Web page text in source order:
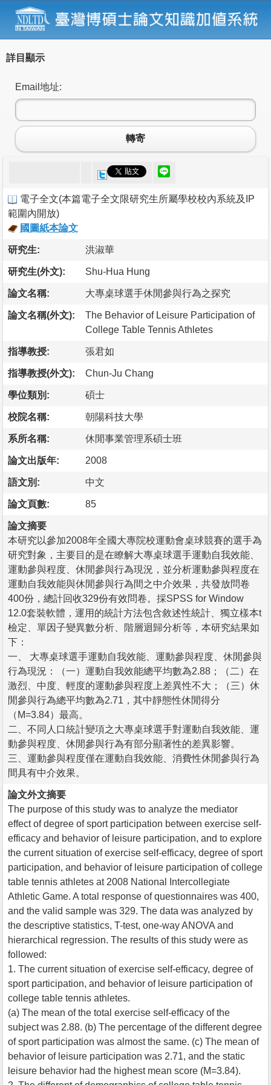
詳目顯示
Email地址:
轉寄
電子全文(本篇電子全文限研究生所屬學校校內系統及IP
範圍內開放)
國圖紙本論文
研究生: 洪淑華
研究生(外文): Shu-Hua Hung
論文名稱: 大專桌球選手休閒參與行為之探究
論文名稱(外文):
The Behavior of Leisure Participation of
College Table Tennis Athletes
指導教授: 張君如
指導教授(外文): Chun-Ju Chang
學位類別: 碩士
校院名稱: 朝陽科技大學
系所名稱: 休閒事業管理系碩士班
論文出版年: 2008
語文別: 中文
論文頁數: 85
論文摘要
本研究以參加2008年全國大專院校運動會桌球競賽的選手為
研究對象，主要目的是在瞭解大專桌球選手運動自我效能、
運動參與程度、休閒參與行為現況，並分析運動參與程度在
運動自我效能與休閒參與行為間之中介效果，共發放問卷
400份，總計回收329份有效問卷。採SPSS for Window
12.0套裝軟體，運用的統計方法包含敘述性統計、獨立樣本t
檢定、單因子變異數分析、階層迴歸分析等，本研究結果如
下：
一、 大專桌球選手運動自我效能、運動參與程度、休閒參與
行為現況：（一）運動自我效能總平均數為2.88；（二）在
激烈、中度、輕度的運動參與程度上差異性不大；（三）休
閒參與行為總平均數為2.71，其中靜態性休閒得分
（M=3.84）最高。
二、不同人口統計變項之大專桌球選手對運動自我效能、運
動參與程度、休閒參與行為有部分顯著性的差異影響。
三、運動參與程度僅在運動自我效能、消費性休閒參與行為
間具有中介效果。
論文外文摘要
The purpose of this study was to analyze the mediator
effect of degree of sport participation between exercise self-
efficacy and behavior of leisure participation, and to explore
the current situation of exercise self-efficacy, degree of sport
participation, and behavior of leisure participation of college
table tennis athletes at 2008 National Intercollegiate
Athletic Game. A total response of questionnaires was 400,
and the valid sample was 329. The data was analyzed by
the descriptive statistics, T-test, one-way ANOVA and
hierarchical regression. The results of this study were as
followed:
1. The current situation of exercise self-efficacy, degree of
sport participation, and behavior of leisure participation of
college table tennis athletes.
(a) The mean of the total exercise self-efficacy of the
subject was 2.88. (b) The percentage of the different degree
of sport participation was almost the same. (c) The mean of
behavior of leisure participation was 2.71, and the static
leisure behavior had the highest mean score (M=3.84).